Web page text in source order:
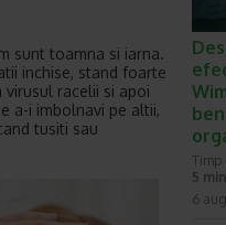
sunt toamna si iarna.
inchise, stand foarte
racelii si apoi
a-i imbolnavi pe altii,
tusiti sau
Timp
5
6